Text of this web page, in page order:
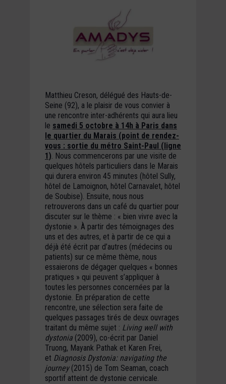
Matthieu Creson, délégué des Hauts-de-
Seine (92), a le plaisir de vous convier à
une rencontre inter-adhérents qui aura lieu
le samedi 5 octobre à 14h à Paris dans
le quartier du Marais (point de rendez-
vous : sortie du métro Saint-Paul (ligne
1). Nous commencerons par une visite de
quelques hôtels particuliers dans le Marais
qui durera environ 45 minutes (hôtel Sully,
hôtel de Lamoignon, hôtel Carnavalet, hôtel
de Soubise). Ensuite, nous nous
retrouverons dans un café du quartier pour
discuter sur le thème : « bien vivre avec la
dystonie ». À partir des témoignages des
uns et des autres, et à partir de ce qui a
déjà été écrit par d’autres (médecins ou
patients) sur ce même thème, nous
essaierons de dégager quelques « bonnes
pratiques » qui peuvent s’appliquer à
toutes les personnes concernées par la
dystonie. En préparation de cette
rencontre, une sélection sera faite de
quelques passages tirés de deux ouvrages
traitant du même sujet : Living well with
dystonia (2009), co-écrit par Daniel
Truong, Mayank Pathak et Karen Frei,
et Diagnosis Dystonia: navigating the
journey(2015) de Tom Seaman, coach
sportif atteint de dystonie cervicale.